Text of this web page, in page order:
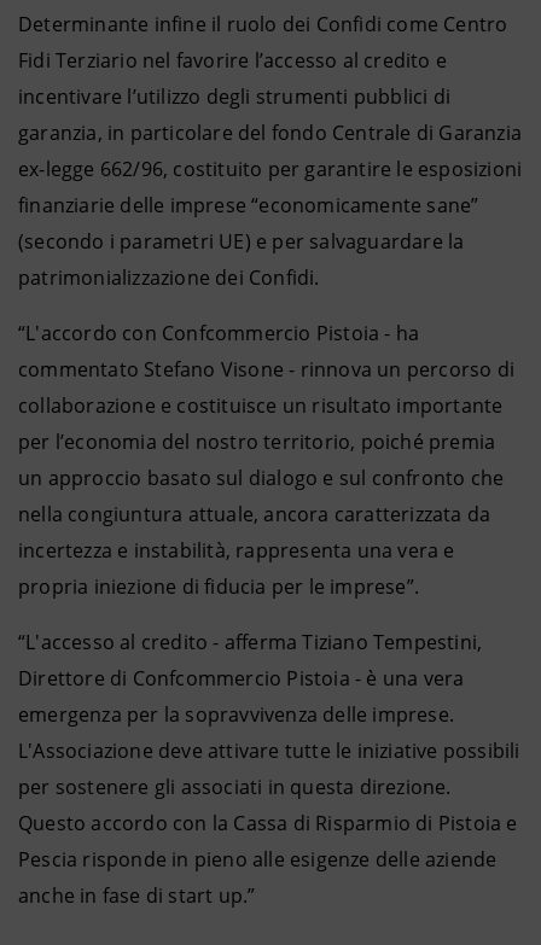
Determinante infine il ruolo dei Confidi come Centro
Fidi Terziario nel favorire l’accesso al credito e
incentivare l’utilizzo degli strumenti pubblici di
garanzia, in particolare del fondo Centrale di Garanzia
ex-legge 662/96, costituito per garantire le esposizioni
finanziarie delle imprese “economicamente sane”
(secondo i parametri UE) e per salvaguardare la
patrimonializzazione dei Confidi.
“L'accordo con Confcommercio Pistoia - ha
commentato Stefano Visone - rinnova un percorso di
collaborazione e costituisce un risultato importante
per l’economia del nostro territorio, poiché premia
un approccio basato sul dialogo e sul confronto che
nella congiuntura attuale, ancora caratterizzata da
incertezza e instabilità, rappresenta una vera e
propria iniezione di fiducia per le imprese”.
“L'accesso al credito - afferma Tiziano Tempestini,
Direttore di Confcommercio Pistoia - è una vera
emergenza per la sopravvivenza delle imprese.
L'Associazione deve attivare tutte le iniziative possibili
per sostenere gli associati in questa direzione.
Questo accordo con la Cassa di Risparmio di Pistoia e
Pescia risponde in pieno alle esigenze delle aziende
anche in fase di start up.”